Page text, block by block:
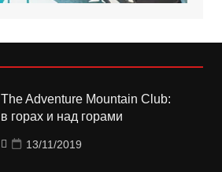
The Adventure Mountain Club:
в горах и над горами
13/11/2019